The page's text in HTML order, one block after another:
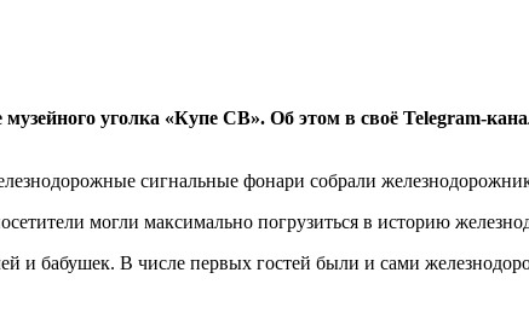
уголка «Купе СВ». Об этом в своё Telegram-
сигнальные фонари собрали
могли максимально погрузиться в историю
и бабушек. В числе первых гостей были и сами